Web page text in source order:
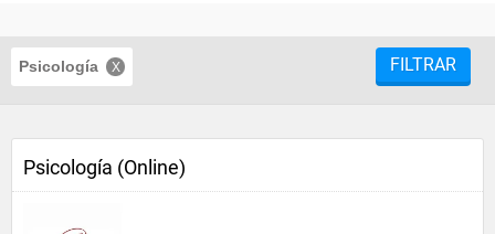
Psicología FILTRAR
Psicología (Online)